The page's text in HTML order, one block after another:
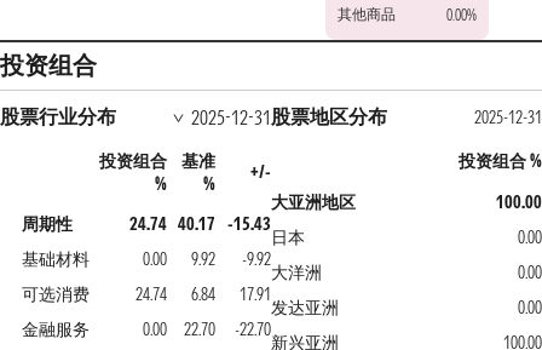
其他商品
0.00%
投资组合
股票行业分布 2025-12-31
投资组合
%
基准
%
+/-
周期性 24.74 40.17
-15.43
基础材料
0.00 9.92
-9.92
可选消费
24.74 6.84
17.91
金融服务
0.00 22.70 -22.70
股票地区分布
2025-12-31
投资组合 %
大亚洲地区
100.00
日本
0.00
大洋洲
0.00
发达亚洲
0.00
新兴亚洲
100.00